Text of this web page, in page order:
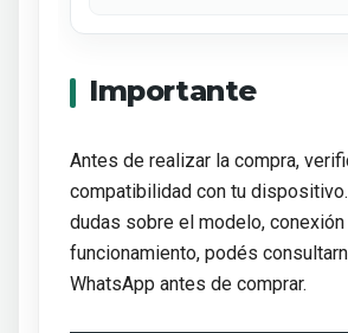
Importante
Antes de realizar la compra,
compatibilidad con tu
dudas sobre el modelo, conexión
funcionamiento, podés
WhatsApp antes de comprar.